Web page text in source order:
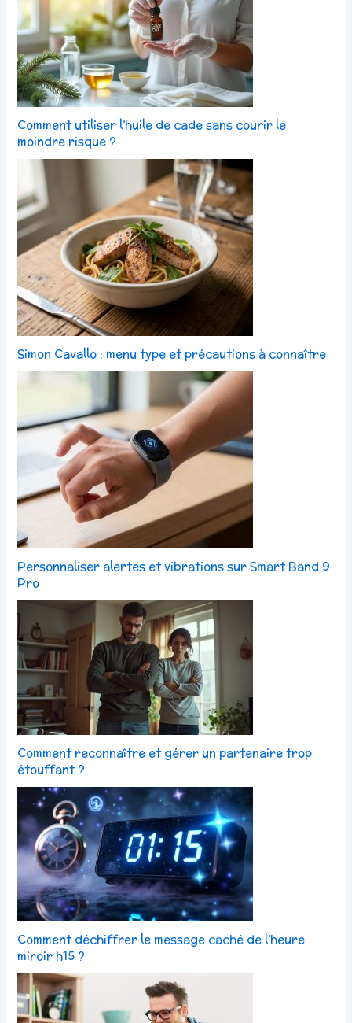
Comment utiliser l’huile de cade sans courir le
moindre risque ?
Simon Cavallo : menu type et précautions à connaître
Personnaliser alertes et vibrations sur Smart Band 9
Pro
Comment reconnaître et gérer un partenaire trop
étouffant ?
Comment déchiffrer le message caché de l’heure
miroir h15 ?